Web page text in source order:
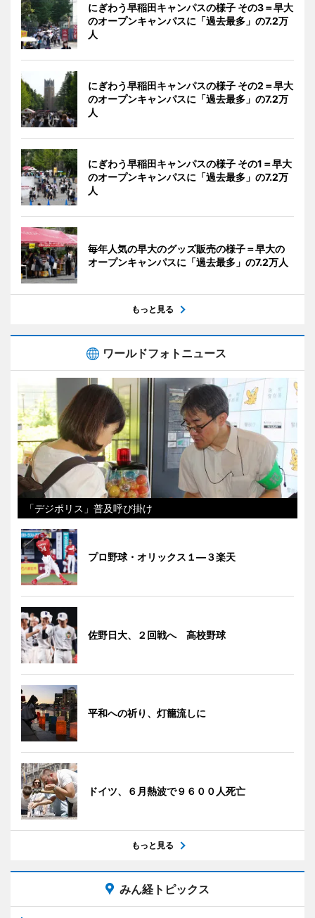
にぎわう早稲田キャンパスの様子 その3＝早大
のオープンキャンパスに「過去最多」の7.2万
人
にぎわう早稲田キャンパスの様子 その2＝早大
のオープンキャンパスに「過去最多」の7.2万
人
にぎわう早稲田キャンパスの様子 その1＝早大
のオープンキャンパスに「過去最多」の7.2万
人
毎年人気の早大のグッズ販売の様子＝早大の
オープンキャンパスに「過去最多」の7.2万人
もっと見る
ワールドフォトニュース
「デジポリス」普及呼び掛け
プロ野球・オリックス１―３楽天
佐野日大、２回戦へ 高校野球
平和への祈り、灯籠流しに
ドイツ、６月熱波で９６００人死亡
もっと見る
みん経トピックス